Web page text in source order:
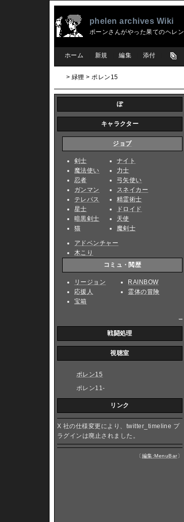
phelen archives Wiki
ポーンさんがやった果てのヘレン
ホーム 新規 編集 添付
> 緑狸 > ポレン15
ぽ
キャラクター
ジョブ
剣士
魔法使い
忍者
ガンマン
テレパス
星士
暗黒剣士
猫
ナイト
力士
弓矢使い
スネイカー
精霊術士
ドロイド
天使
魔剣士
アドベンチャー
木こり
コミュ・閲歴
リージョン
応援人
宝箱
RAINBOW
霊体の冒険
戦闘処理
視聴室
ポレン15
ポレン11-
リンク
X 社の仕様変更により、twitter_timeline プ
ラグインは廃止されました。
〔編集:MenuBar〕